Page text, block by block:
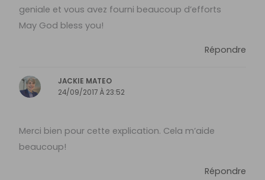
geniale et vous avez fourni beaucoup d’efforts
May God bless you!
Répondre
JACKIE MATEO
24/09/2017 À 23:52
Merci bien pour cette explication. Cela m’aide
beaucoup!
Répondre